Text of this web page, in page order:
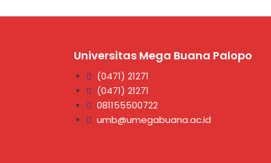
Universitas Mega Buana Palopo
(0471) 21271
(0471) 21271
081155500722
umb@umegabuana.ac.id